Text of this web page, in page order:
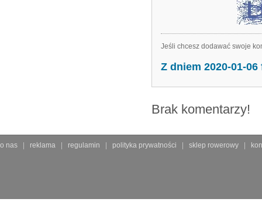
Jeśli chcesz dodawać swoje
Z dniem 2020-01-
Brak komentarzy!
o nas reklama regulamin polityka prywatności sklep rowerowy